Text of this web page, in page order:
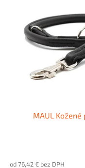
MAUL
od 76,42 € bez DPH